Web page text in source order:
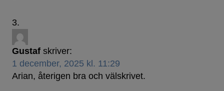
Gustaf skriver:
1 december, 2025 kl. 11:29
Arian, återigen bra och välskrivet.